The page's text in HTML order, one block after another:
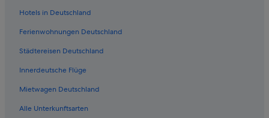
Hotels mit Pool in Dubrovnik
Hotels in Deutschland
Ferienwohnungen Deutschland
Städtereisen Deutschland
Innerdeutsche Flüge
Mietwagen Deutschland
Alle Unterkunftsarten